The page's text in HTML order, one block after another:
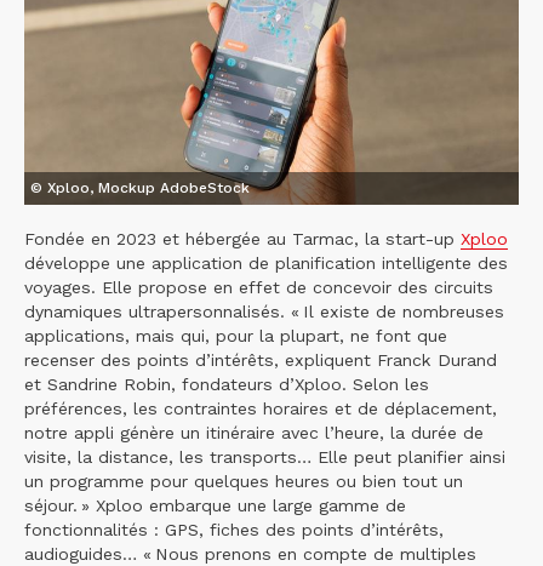
© Xploo, Mockup AdobeStock
Fondée en 2023 et hébergée au Tarmac, la start-up Xploo
développe une application de planification intelligente des
voyages. Elle propose en effet de concevoir des circuits
dynamiques ultrapersonnalisés. « Il existe de nombreuses
applications, mais qui, pour la plupart, ne font que
recenser des points d’intérêts, expliquent Franck Durand
et Sandrine Robin, fondateurs d’Xploo. Selon les
préférences, les contraintes horaires et de déplacement,
notre appli génère un itinéraire avec l’heure, la durée de
visite, la distance, les transports… Elle peut planifier ainsi
un programme pour quelques heures ou bien tout un
séjour. » Xploo embarque une large gamme de
fonctionnalités : GPS, fiches des points d’intérêts,
audioguides… « Nous prenons en compte de multiples